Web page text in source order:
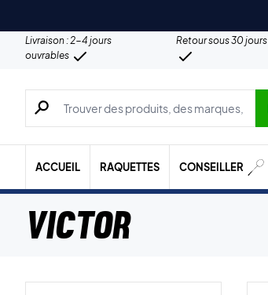
Livraison : 2-4 jours
ouvrables
Retour sous 30 jours
Recherche de produits, de marques, etc.
ACCUEIL RAQUETTES CONSEILLER
Victor